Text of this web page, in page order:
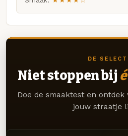
DE
Niet stoppen bij
Doe de smaaktest en
jouw straatje